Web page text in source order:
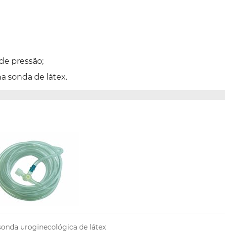
pressão;
sonda de látex.
uroginecológica de látex